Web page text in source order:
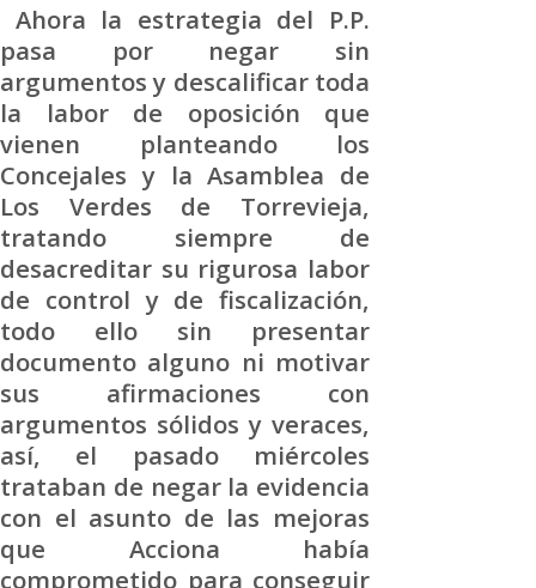
Ahora la estrategia del P.P.
pasa por negar sin
argumentos y descalificar toda
la labor de oposición que
vienen planteando los
Concejales y la Asamblea de
Los Verdes de Torrevieja,
tratando siempre de
desacreditar su rigurosa labor
de control y de fiscalización,
todo ello sin presentar
documento alguno ni motivar
sus afirmaciones con
argumentos sólidos y veraces,
así, el pasado miércoles
trataban de negar la evidencia
con el asunto de las mejoras
que Acciona había
comprometido para conseguir